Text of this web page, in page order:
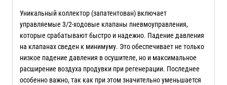
Уникальный коллектор (запатентован) включает
управляемые 3/2-ходовые клапаны пневмоуправления,
которые срабатывают быстро и надежно. Падение давления
на клапанах сведен к минимуму. Это обеспечивает не только
низкое падение давления в осушителе, но и максимальное
расширение воздуха продувки при регенерации. Последнее
особенно важно, так как при этом значительно уменьшается